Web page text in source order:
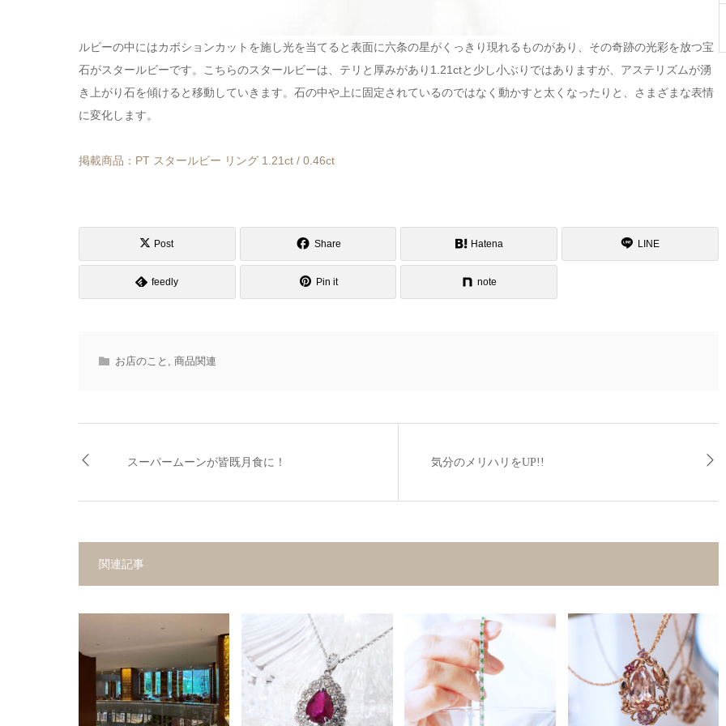
ルビーの中にはカボションカットを施し光を当てると表面に六条の星がくっきり現れるものがあり、その奇跡の光彩を放つ宝
石がスタールビーです。こちらのスタールビーは、テリと厚みがあり1.21ctと少し小ぶりではありますが、アステリズムが湧
き上がり石を傾けると移動していきます。石の中や上に固定されているのではなく動かすと太くなったりと、さまざまな表情
に変化します。
掲載商品：PT スタールビー リング 1.21ct / 0.46ct
Post Share Hatena LINE
feedly Pin it note
お店のこと 商品関連
スーパームーンが皆既月食に！ 気分のメリハリをUP!!
関連記事